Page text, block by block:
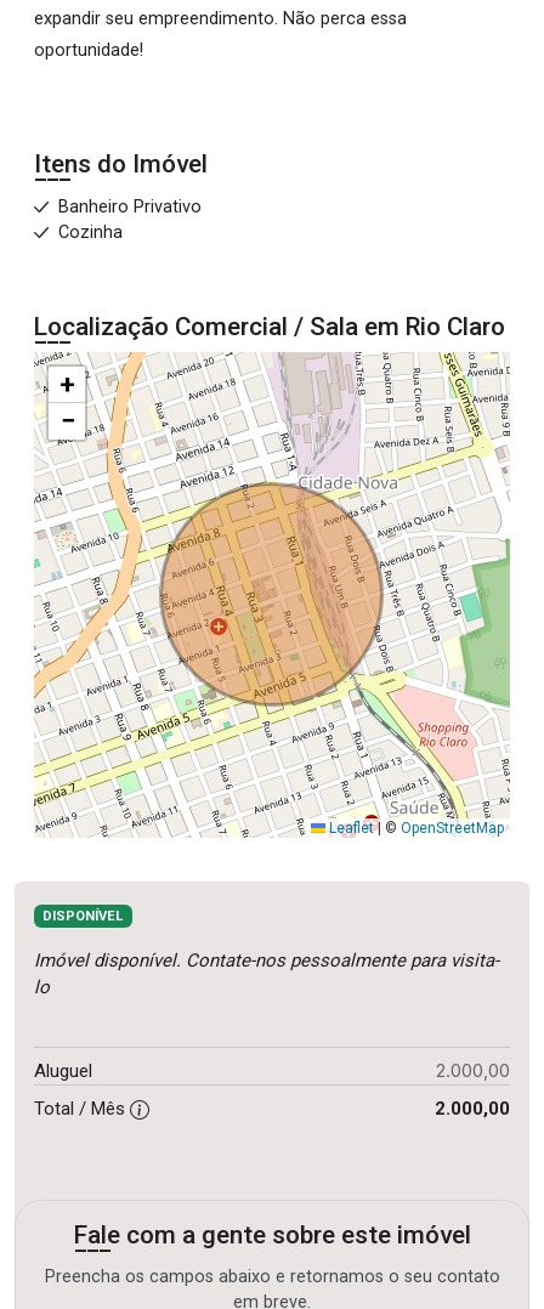
expandir seu empreendimento. Não perca essa
oportunidade!
Itens do Imóvel
Banheiro Privativo
Cozinha
Localização Comercial / Sala em Rio Claro
+
−
Leaflet | © OpenStreetMap
DISPONÍVEL
Imóvel disponível. Contate-nos pessoalmente para visita-
lo
Aluguel 2.000,00
Total / Mês 2.000,00
Fale com a gente sobre este imóvel
Preencha os campos abaixo e retornamos o seu contato
em breve.